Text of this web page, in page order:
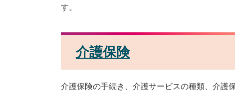
す。
介護保険
介護保険の手続き、介護サービスの種類、介護